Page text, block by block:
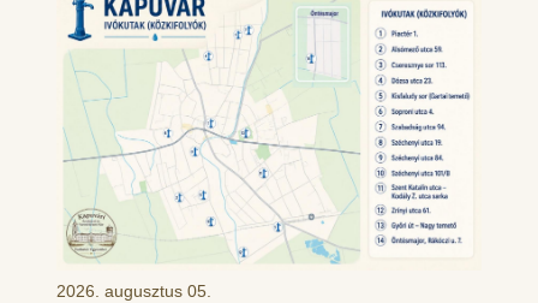
2026. augusztus 05.